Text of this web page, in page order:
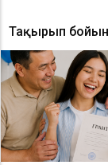
Тақырып